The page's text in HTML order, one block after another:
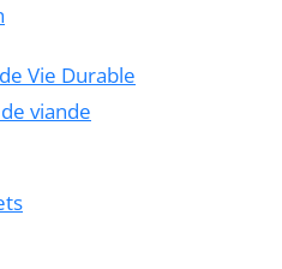
Vie Durable
viande